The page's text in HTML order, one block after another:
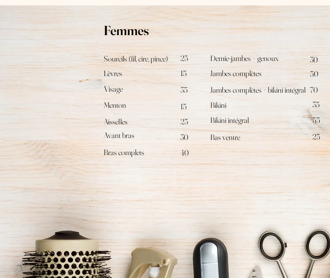
Femmes
Sourcils (fil, cire, pince) 25 Demie-jambes + genoux
30
Lèvres
15 Jambes complètes 50
Visage
35 Jambes complètes + bikini intégral 70
Menton
35
Aisselles 25 Bikini intégral 55
15 Bikini
Avant bras
Bas ventre
Bras complets
40
25
30